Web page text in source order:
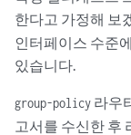
한다고 가정해 보
인터페이스 수준
있습니다.
group-policy 라우
고서를 수신한 후